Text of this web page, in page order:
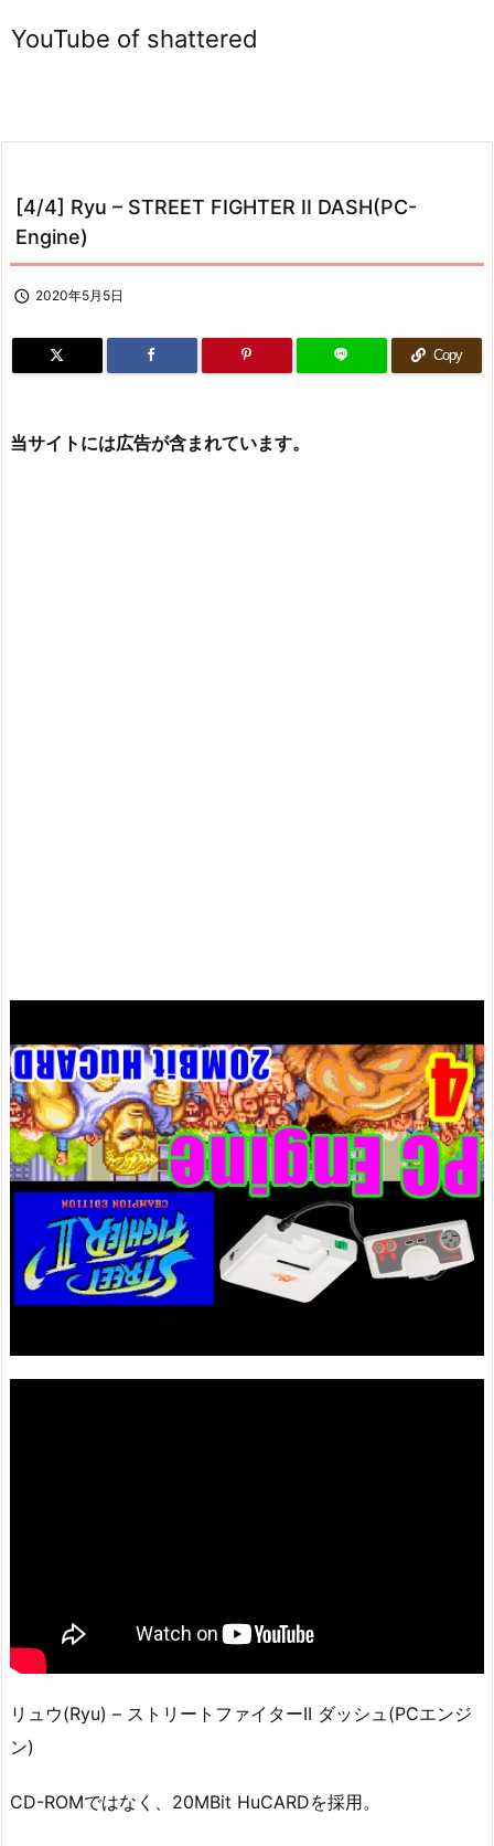
YouTube of shattered
[4/4] Ryu – STREET FIGHTER II DASH(PC-
Engine)
 2020年5月5日
Copy
当サイトには広告が含まれています。
リュウ(Ryu) – ストリートファイターII ダッシュ(PCエンジ
ン)
CD-ROMではなく、20MBit HuCARDを採用。